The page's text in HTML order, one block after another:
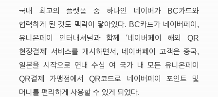
국내 최고의 플랫폼 중 하나인 네이버가 BC카드와
협력하게 된 것도 맥락이 닿아있다. BC카드가 네이버페이,
유니온페이 인터내셔널과 함께 ‘네이버페이 해외 QR
현장결제’ 서비스를 개시하면서, 네이버페이 고객은 중국,
일본을 시작으로 연내 수십 여 국가 내 모든 유니온페이
QR결제 가맹점에서 QR코드로 네이버페이 포인트 및
머니를 편리하게 사용할 수 있게 되었다.